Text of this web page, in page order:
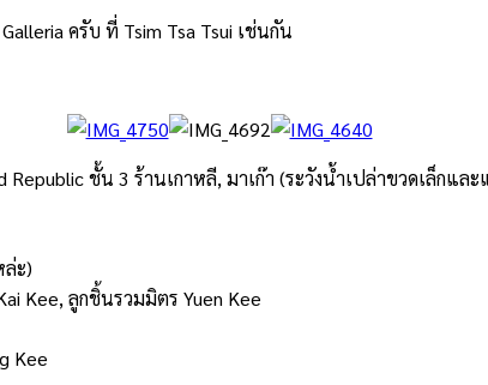
ครับ ที่ Tsim Tsa Tsui เช่นกัน
Republic ชั้น 3 ร้านเกาหลี, มาเก๊า (ระวังน้ำเปล่าขวดเล็กและ
ล่ะ)
Kee, ลูกชิ้นรวมมิตร Yuen Kee
Kee